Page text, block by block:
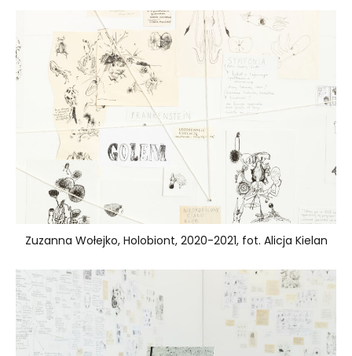
Zuzanna Wołejko, Holobiont, 2020-2021, fot. Alicja Kielan